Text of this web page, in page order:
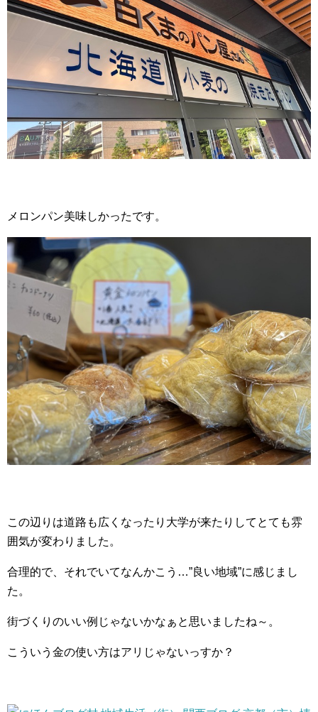
メロンパン美味しかったです。
この辺りは道路も広くなったり大学が来たりしてとても雰
囲気が変わりました。
合理的で、それでいてなんかこう…”良い地域”に感じまし
た。
街づくりのいい例じゃないかなぁと思いましたね～。
こういう金の使い方はアリじゃないっすか？